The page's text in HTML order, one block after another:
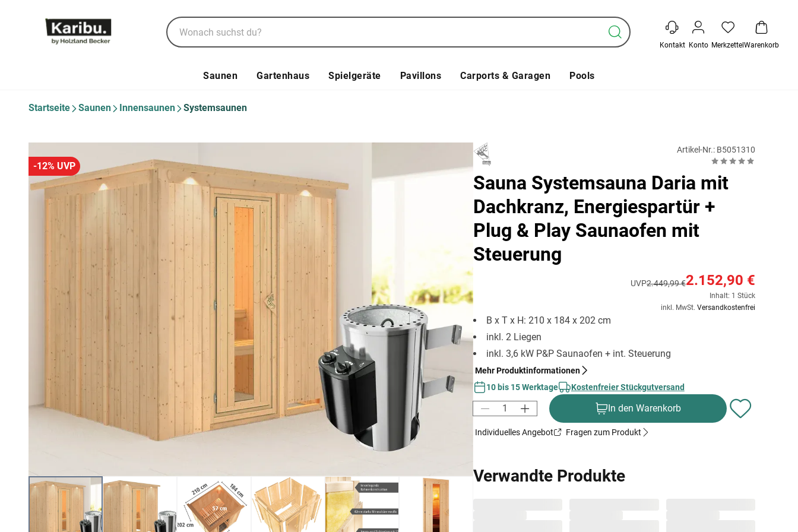
Kontakt Konto Merkzettel Warenkorb
Saunen Gartenhaus Spielgeräte Pavillons Carports & Garagen Pools
Startseite Saunen Innensaunen Systemsaunen
-12% UVP
Artikel-Nr.: B5051310
Sauna Systemsauna Daria mit
Dachkranz, Energiespartür +
Plug & Play Saunaofen mit
Steuerung
UVP2.449,99 €2.152,90 €
Inhalt: 1 Stück
inkl. MwSt. Versandkostenfrei
B x T x H: 210 x 184 x 202 cm
inkl. 2 Liegen
inkl. 3,6 kW P&P Saunaofen + int. Steuerung
Mehr Produktinformationen
10 bis 15 Werktage
Kostenfreier Stückgutversand
In den Warenkorb
Individuelles Angebot Fragen zum Produkt
Verwandte Produkte